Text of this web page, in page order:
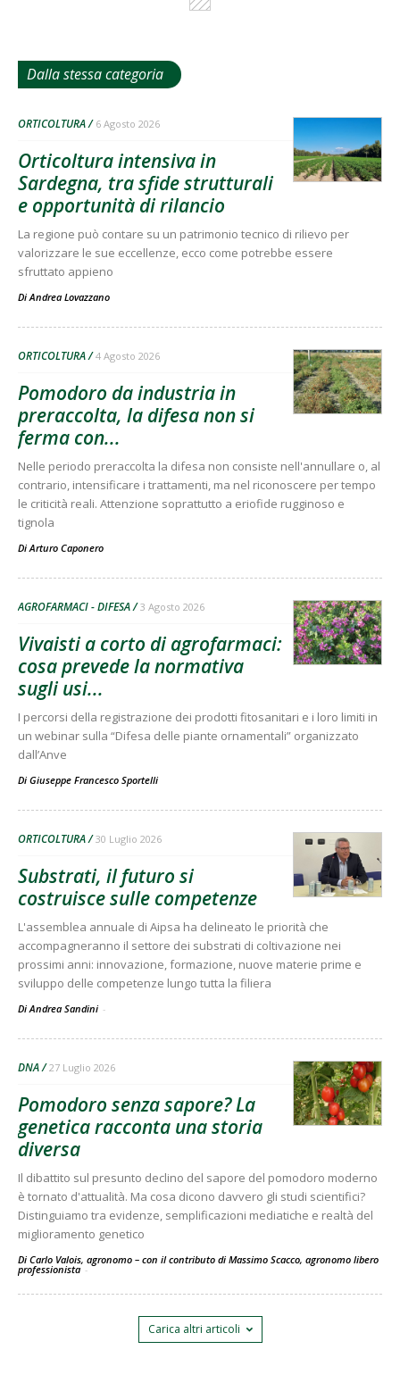
Dalla stessa categoria
ORTICOLTURA 6 Agosto 2026
Orticoltura intensiva in
Sardegna, tra sfide strutturali
e opportunità di rilancio
La regione può contare su un patrimonio tecnico di rilievo per
valorizzare le sue eccellenze, ecco come potrebbe essere
sfruttato appieno
DiAndrea Lovazzano
ORTICOLTURA 4 Agosto 2026
Pomodoro da industria in
preraccolta, la difesa non si
ferma con...
Nelle periodo preraccolta la difesa non consiste nell'annullare o, al
contrario, intensificare i trattamenti, ma nel riconoscere per tempo
le criticità reali. Attenzione soprattutto a eriofide rugginoso e
tignola
DiArturo Caponero
AGROFARMACI - DIFESA 3 Agosto 2026
Vivaisti a corto di agrofarmaci:
cosa prevede la normativa
sugli usi...
I percorsi della registrazione dei prodotti fitosanitari e i loro limiti in
un webinar sulla “Difesa delle piante ornamentali” organizzato
dall’Anve
Di Giuseppe Francesco Sportelli
ORTICOLTURA 30 Luglio 2026
Substrati, il futuro si
costruisce sulle competenze
L'assemblea annuale di Aipsa ha delineato le priorità che
accompagneranno il settore dei substrati di coltivazione nei
prossimi anni: innovazione, formazione, nuove materie prime e
sviluppo delle competenze lungo tutta la filiera
Di Andrea Sandini -
DNA 27 Luglio 2026
Pomodoro senza sapore? La
genetica racconta una storia
diversa
Il dibattito sul presunto declino del sapore del pomodoro moderno
è tornato d'attualità. Ma cosa dicono davvero gli studi scientifici?
Distinguiamo tra evidenze, semplificazioni mediatiche e realtà del
miglioramento genetico
Di Carlo Valois, agronomo – con il contributo di Massimo Scacco, agronomo libero
professionista -
Carica altri articoli